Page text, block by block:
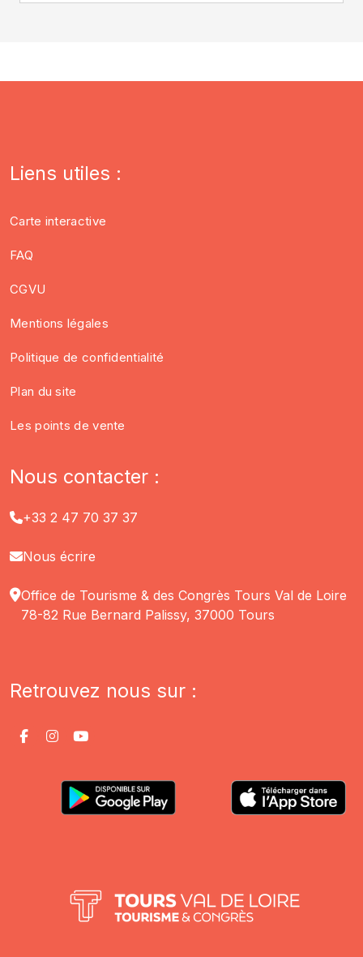
Liens utiles :
Carte interactive
FAQ
CGVU
Mentions légales
Politique de confidentialité
Plan du site
Les points de vente
Nous contacter :
+33 2 47 70 37 37
Nous écrire
Office de Tourisme & des Congrès Tours Val de Loire
78-82 Rue Bernard Palissy, 37000 Tours
Retrouvez nous sur :